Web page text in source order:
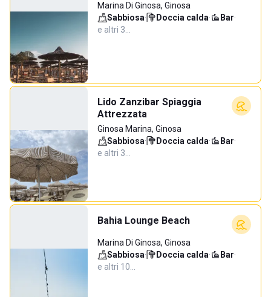
Marina Di Ginosa, Ginosa
Sabbiosa· Doccia calda· Bar·
e altri 3…
Lido Zanzibar Spiaggia
Attrezzata
Ginosa Marina, Ginosa
Sabbiosa· Doccia calda· Bar·
e altri 3…
Bahia Lounge Beach
Marina Di Ginosa, Ginosa
Sabbiosa· Doccia calda· Bar·
e altri 10…